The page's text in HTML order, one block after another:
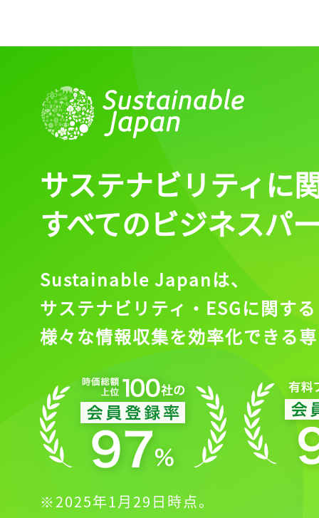
サステナビリティに
すべてのビジネスパ
Sustainable Japanは、
サステナビリティ・ESGに関する
様々な情報収集を効率化できる
※2025年1月29日時点。